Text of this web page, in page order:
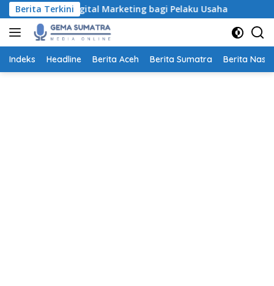
Langsung
ke
konten
Berita TerkiniDigital Marketing bagi Pelaku Usaha
Indeks Headline Berita Aceh Berita Sumatra Berita